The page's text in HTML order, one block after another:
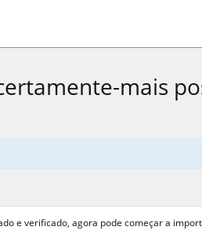
mais
e verificado, agora pode começar a